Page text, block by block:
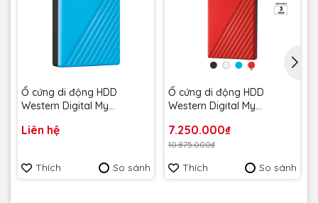
Ổ cứng di động HDD
Western Digital My
5Gbps Xanh
Liên hệ
Thích So sánh
Ổ cứng di động HDD
Western Digital My
5Gbps Đỏ
WDBPKJ0040BRD-WESN -
7.250.000₫
10.875.000₫
Thích So sánh